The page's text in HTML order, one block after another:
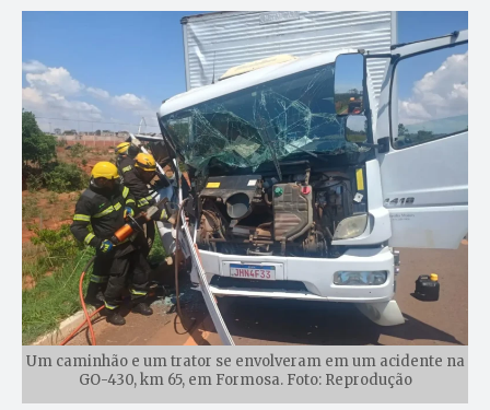
Um caminhão e um trator se envolveram em um acidente na
GO-430, km 65, em Formosa. Foto: Reprodução